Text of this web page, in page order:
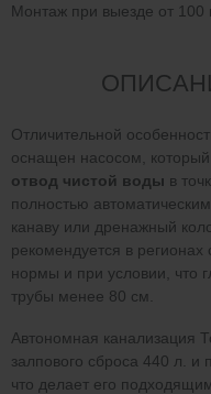
Монтаж при выезде от
Отличительной
оснащен насосом,
отвод чистой воды в
полностью
канаву или дренажный
рекомендуется в
нормы и при условии, что
трубы менее 80 см.
Автономная канализация
залпового сброса 440 л. и
что делает его